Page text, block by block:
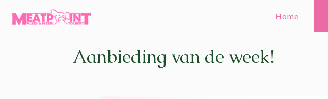
Home
Aanbieding van de week!